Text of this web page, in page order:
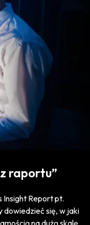
raportu”
Insight Report pt.
dowiedzieć się, w jaki